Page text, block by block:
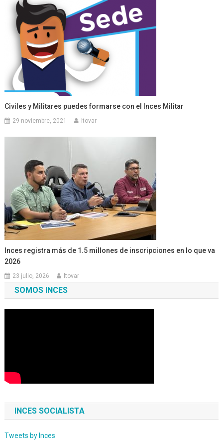
Civiles y Militares puedes formarse con el Inces Militar
29 noviembre, 2021 ltovar
Inces registra más de 1.5 millones de inscripciones en lo que va
2026
23 julio, 2026 ltovar
SOMOS INCES
INCES SOCIALISTA
Tweets by Inces